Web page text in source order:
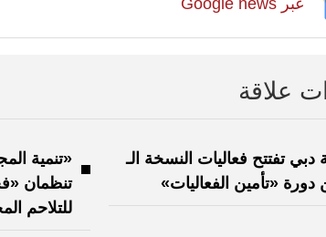
عبر Google news
علاقة
تفتتح فعاليات النسخة الـ
«تنمية
تنظمان
للتلاحم